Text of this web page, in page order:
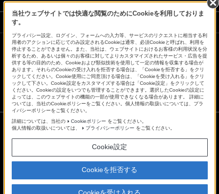
当社ウェブサイトでは快適な閲覧のためにCookieを利用しておりま
す。
プライバシー設定、ログイン、フォームへの入力等、サービスのリクエストに相当する利
用者のアクションに応じてのみ設定されるCookieは通常、必須Cookieと呼ばれ、利用を
停止することができません。また、当社は、ウェブサイトにおけるお客様の利用状況を分
析するため、あるいは個々のお客様に対してよりカスタマイズされたサービス・広告を提
供する等の目的のため、Cookieおよび類似技術を使用して一定の情報を収集する場合が
あります。それらのCookieの受け入れを拒否する場合は、「Cookieを拒否する」をクリ
ックしてください。Cookie使用にご同意頂ける場合は、「Cookieを受け入れる」をクリ
ックして下さい。Cookie設定をカスタマイズする場合は「Cookie設定」をクリックして
ください。Cookieの設定をいつでも管理することができます。選択したCookieの設定に
よっては、このウェブサイトの機能の一部が使用できなくなる場合があります。 詳細に
ついては、当社のCookieポリシーをご覧ください。個人情報の取扱いについては、プラ
イバシーポリシーをご覧ください。
詳細については、当社の
Cookieポリシー をご覧ください。
個人情報の取扱いについては、
プライバシーポリシー をご覧ください。
Cookie設定
Cookieを拒否する
ソニーストアでのお買い物にあたって
会社情報 採用情報 特約店のご案内
ニュースリリース
環境情報
My Sony 利用規約
プライバシーポリシー
正しい表示への取り組み
Copyright 2026 Sony Marketing Inc.